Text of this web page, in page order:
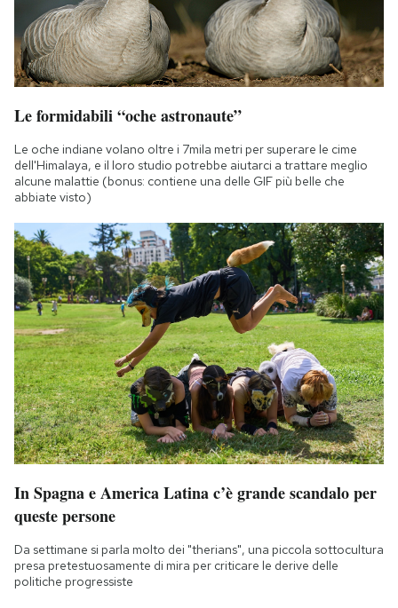
Le formidabili “oche astronaute”
Le oche indiane volano oltre i 7mila metri per superare le cime
dell'Himalaya, e il loro studio potrebbe aiutarci a trattare meglio
alcune malattie (bonus: contiene una delle GIF più belle che
abbiate visto)
In Spagna e America Latina c’è grande scandalo per
queste persone
Da settimane si parla molto dei "therians", una piccola sottocultura
presa pretestuosamente di mira per criticare le derive delle
politiche progressiste